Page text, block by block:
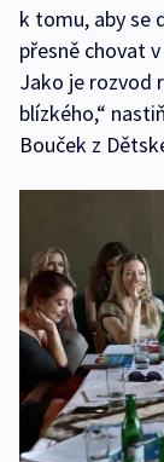
k tomu, aby se
přesně chovat
Jako je rozvod
blízkého,“
Bouček z